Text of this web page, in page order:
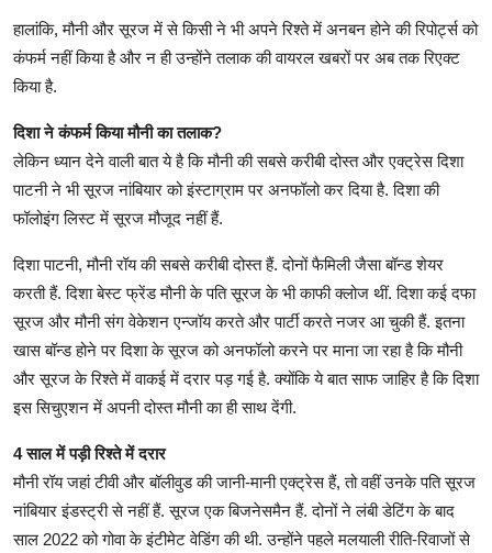
हालांकि, मौनी और सूरज में से किसी ने भी अपने रिश्ते में अनबन होने की रिपोर्ट्स को
कंफर्म नहीं किया है और न ही उन्होंने तलाक की वायरल खबरों पर अब तक रिएक्ट
किया है.
दिशा ने कंफर्म किया मौनी का तलाक?
लेकिन ध्यान देने वाली बात ये है कि मौनी की सबसे करीबी दोस्त और एक्ट्रेस दिशा
पाटनी ने भी सूरज नांबियार को इंस्टाग्राम पर अनफॉलो कर दिया है. दिशा की
फॉलोइंग लिस्ट में सूरज मौजूद नहीं हैं.
दिशा पाटनी, मौनी रॉय की सबसे करीबी दोस्त हैं. दोनों फैमिली जैसा बॉन्ड शेयर
करती हैं. दिशा बेस्ट फ्रेंड मौनी के पति सूरज के भी काफी क्लोज थीं. दिशा कई दफा
सूरज और मौनी संग वेकेशन एन्जॉय करते और पार्टी करते नजर आ चुकी हैं. इतना
खास बॉन्ड होने पर दिशा के सूरज को अनफॉलो करने पर माना जा रहा है कि मौनी
और सूरज के रिश्ते में वाकई में दरार पड़ गई है. क्योंकि ये बात साफ जाहिर है कि दिशा
इस सिचुएशन में अपनी दोस्त मौनी का ही साथ देंगी.
4 साल में पड़ी रिश्ते में दरार
मौनी रॉय जहां टीवी और बॉलीवुड की जानी-मानी एक्ट्रेस हैं, तो वहीं उनके पति सूरज
नांबियार इंडस्ट्री से नहीं हैं. सूरज एक बिजनेसमैन हैं. दोनों ने लंबी डेटिंग के बाद
साल 2022 को गोवा के इंटीमेट वेडिंग की थी. उन्होंने पहले मलयाली रीति-रिवाजों से